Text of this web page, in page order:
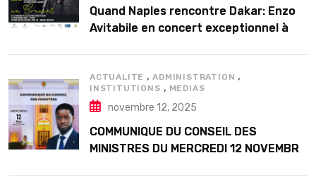
Quand Naples rencontre Dakar: Enzo
Avitabile en concert exceptionnel à
ACTUALITE ,ADMINISTRATION ,
INSTITUTIONS , MEDIAS
novembre 12, 2025
COMMUNIQUE DU CONSEIL DES
MINISTRES DU MERCREDI 12 NOVEMBRE